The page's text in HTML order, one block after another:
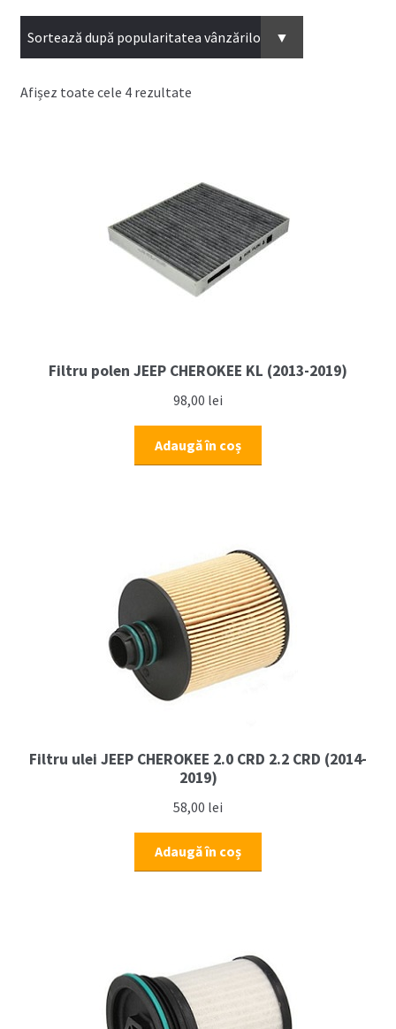
Cum comand ?
Despre Noi
Politica COOKIE
Politica de confidentialitate
Termeni si conditii
Afișez toate cele 4 rezultateSortat
Filtru polen JEEP CHEROKEE KL (2013-2019)
98,00 lei
Adaugă în coș
Filtru ulei JEEP CHEROKEE 2.0 CRD 2.2 CRD (2014-
2019)
58,00 lei
Adaugă în coș